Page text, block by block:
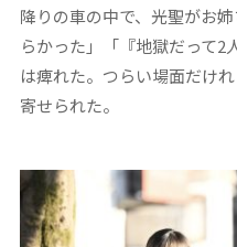
降りの車の中で、光聖がお
らかった」「『地獄だって2
は痺れた。つらい場面だけ
寄せられた。